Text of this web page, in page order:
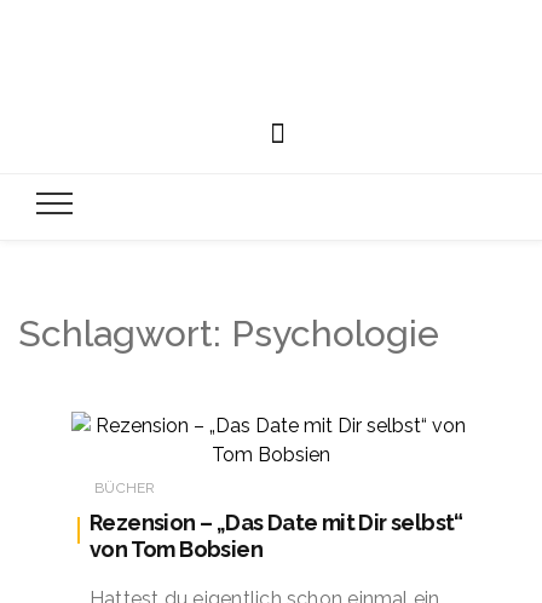
Schlagwort: Psychologie
BÜCHER
Rezension – „Das Date mit Dir selbst“
von Tom Bobsien